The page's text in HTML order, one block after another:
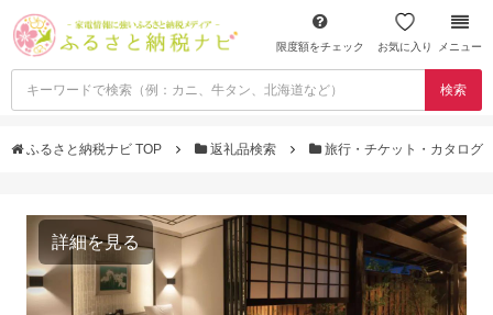
限度額をチェック お気に入り メニュー
検索
ふるさと納税ナビ TOP 返礼品検索 旅行・チケット・カタログ
詳細を見る